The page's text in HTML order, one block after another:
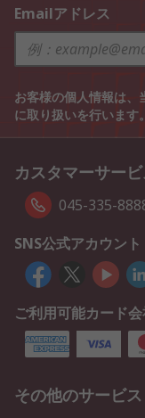
Emailアドレス
お客様の個人情報は、
に取り扱いを行います。
カスタマーサービ
045-335-
SNS公式アカウント
ご利用可能カード
その他のサービス